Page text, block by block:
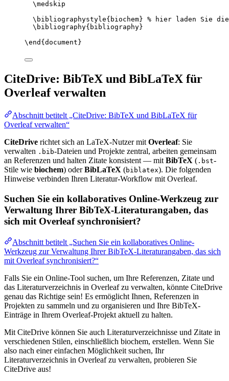
\medskip
\bibliographystyle{biochem} % hier laden Sie
\bibliography{bibliography}
\end { document }
CiteDrive: BibTeX und BibLaTeX für
Overleaf verwalten
Abschnitt betitelt „CiteDrive: BibTeX und BibLaTeX für
Overleaf verwalten“
CiteDrive richtet sich an LaTeX-Nutzer mit Overleaf: Sie
verwalten .bib-Dateien und Projekte zentral, arbeiten gemeinsam
an Referenzen und halten Zitate konsistent — mit BibTeX ( .bst-
Stile wie biochem) oderBibLaTeX (biblatex). Die folgenden
Hinweise verbinden Ihren Literatur-Workflow mit Overleaf.
Suchen Sie ein kollaboratives Online-Werkzeug zur
Verwaltung Ihrer BibTeX-Literaturangaben, das
sich mit Overleaf synchronisiert?
Abschnitt betitelt „Suchen Sie ein kollaboratives Online-
Werkzeug zur Verwaltung Ihrer BibTeX-Literaturangaben, das sich
mit Overleaf synchronisiert?“
Falls Sie ein Online-Tool suchen, um Ihre Referenzen, Zitate und
das Literaturverzeichnis in Overleaf zu verwalten, könnte CiteDrive
genau das Richtige sein! Es ermöglicht Ihnen, Referenzen in
Projekten zu sammeln und zu organisieren und Ihre BibTeX-
Einträge in Ihrem Overleaf-Projekt aktuell zu halten.
Mit CiteDrive können Sie auch Literaturverzeichnisse und Zitate in
verschiedenen Stilen, einschließlich biochem, erstellen. Wenn Sie
also nach einer einfachen Möglichkeit suchen, Ihr
Literaturverzeichnis in Overleaf zu verwalten, probieren Sie
CiteDrive aus!